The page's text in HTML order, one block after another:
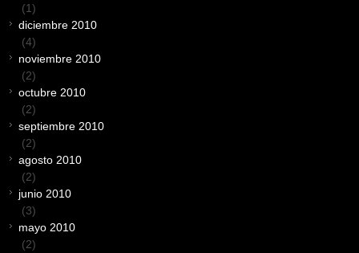
(1)
diciembre 2010
(4)
noviembre 2010
(2)
octubre 2010
(2)
septiembre 2010
(2)
agosto 2010
(2)
junio 2010
(3)
mayo 2010
(2)